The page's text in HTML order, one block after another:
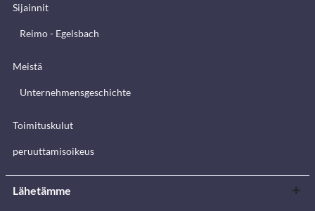
Sijainnit
Reimo - Egelsbach
Meistä
Unternehmensgeschichte
Toimituskulut
peruuttamisoikeus
Lähetämme